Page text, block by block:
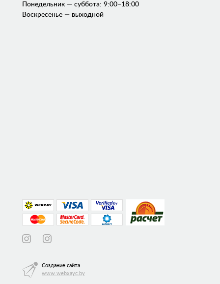
Понедельник — суббота: 9:00–18:00
Воскресенье — выходной
Создание сайта
www.webxayc.by